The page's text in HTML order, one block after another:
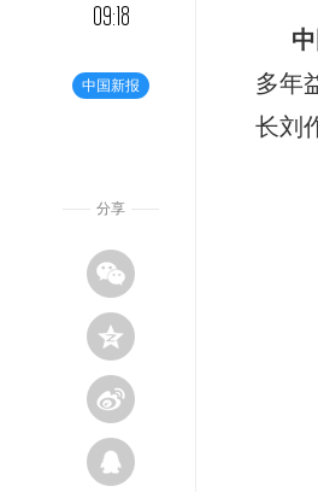
09:18
中国新报
分享
多年
长刘